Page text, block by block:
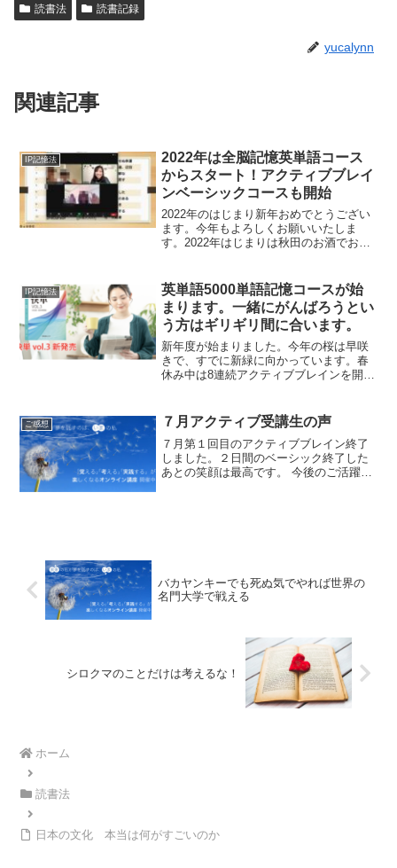
読書法 読書記録
yucalynn
関連記事
IP記憶法
2022年は全脳記憶英単語コース
からスタート！アクティブブレイ
ンベーシックコースも開始
2022年のはじまり新年おめでとうござい
ます。今年もよろしくお願いいたしま
す。2022年はじまりは秋田のお酒でお祝
英単語 導入編もはじまりました。昨日
からオンラインで全...
IP記憶法
英単語5000単語記憶コースが始
まります。一緒にがんばろうとい
う方はギリギリ間に合います。
新年度が始まりました。今年の桜は早咲
きで、すでに新緑に向かっています。春
休み中は8連続アクティブブレインを開催
らのご参加で、ニューヨークからご参加
くださった方もいらっし...
ご感想 ７月アクティブ受講生の声
７月第１回目のアクティブブレイン終了
しました。２日間のベーシック終了した
あとの笑顔は最高です。 今後のご活躍を
バカヤンキーでも死ぬ気でやれば世界の
名門大学で戦える
シロクマのことだけは考えるな！
ホーム
読書法
日本の文化 本当は何がすごいのか